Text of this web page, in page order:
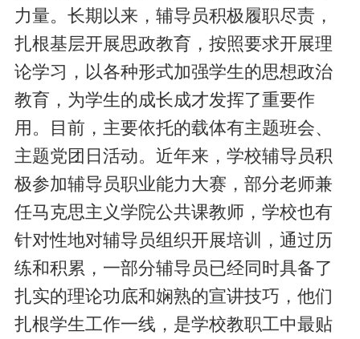
力量。长期以来，辅导员积极履职尽责，
扎根基层开展思政教育，按照要求开展理
论学习，以各种形式加强学生的思想政治
教育，为学生的成长成才发挥了重要作
用。目前，主要依托的载体有主题班会、
主题党团日活动。近年来，学校辅导员积
极参加辅导员职业能力大赛，部分老师兼
任马克思主义学院公共课教师，学校也有
针对性地对辅导员组织开展培训，通过历
练和积累，一部分辅导员已经同时具备了
扎实的理论功底和娴熟的宣讲技巧，他们
扎根学生工作一线，是学校教职工中最贴